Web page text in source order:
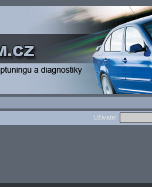
Uživatel: